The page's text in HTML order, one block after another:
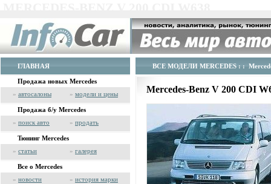
ГЛАВНАЯ
Продажа новых Mercedes
» автосалоны » модели и цены
Продажа б/у Mercedes
» поиск авто » продать
Тюнинг Mercedes
» статьи » галерея
Все о Mercedes
» новости » история марки
ВСЕ МОДЕЛИ MERCEDES : :
Mercedes-Benz V 200 CDI